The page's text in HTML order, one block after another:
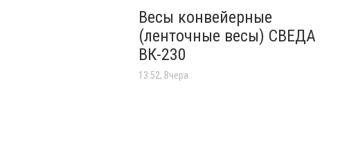
Весы конвейерные
(ленточные весы) СВЕДА
ВК-230
13:52, Вчера